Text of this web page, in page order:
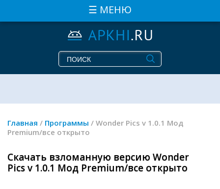
☰ МЕНЮ
Главная / Программы / Wonder Pics v 1.0.1 Мод
Premium/все открыто
Скачать взломанную версию Wonder
Pics v 1.0.1 Мод Premium/все открыто